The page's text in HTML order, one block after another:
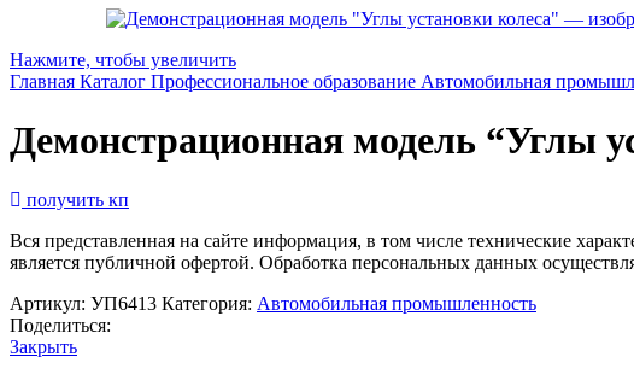
Нажмите, чтобы увеличить
Главная Каталог Профессиональное образование Автомобильная
Демонстрационная модель “Углы
получить кп
Вся представленная на сайте информация, в том числе технические
является публичной офертой. Обработка персональных данных
Артикул: УП6413 Категория: Автомобильная промышленность
Поделиться:
Закрыть